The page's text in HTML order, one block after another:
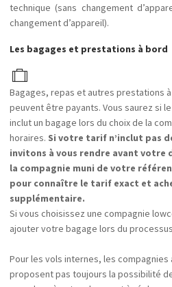
technique (sans changement
changement d’appareil).
Les bagages et prestations à bord
Bagages, repas et autres prestations
peuvent être payants. Vous saurez si
inclut un bagage lors du choix de la
horaires. Si votre tarif n’inclut pas
invitons à vous rendre avant votre
la compagnie muni de votre
pour connaître le tarif exact et
supplémentaire.
Si vous choisissez une compagnie
ajouter votre bagage lors du
Pour les vols internes, les compagnies
proposent pas toujours la possibilité